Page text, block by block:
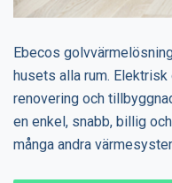
Ebecos
husets alla rum.
renovering och
en enkel, snabb, billig
många andra